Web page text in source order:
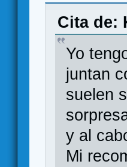
Cita de:
Yo
juntan
suelen
y al
Mi